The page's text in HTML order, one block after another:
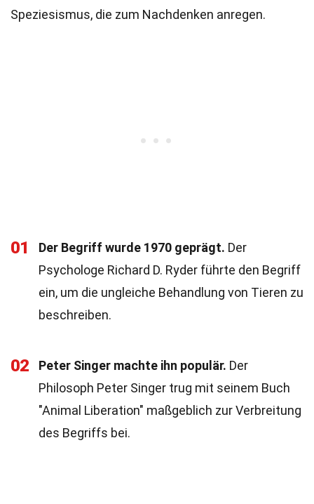
Speziesismus, die zum Nachdenken anregen.
01 Der Begriff wurde 1970 geprägt. Der
Psychologe Richard D. Ryder führte den Begriff
ein, um die ungleiche Behandlung von Tieren zu
beschreiben.
02 Peter Singer machte ihn populär. Der
Philosoph Peter Singer trug mit seinem Buch
"Animal Liberation" maßgeblich zur Verbreitung
des Begriffs bei.